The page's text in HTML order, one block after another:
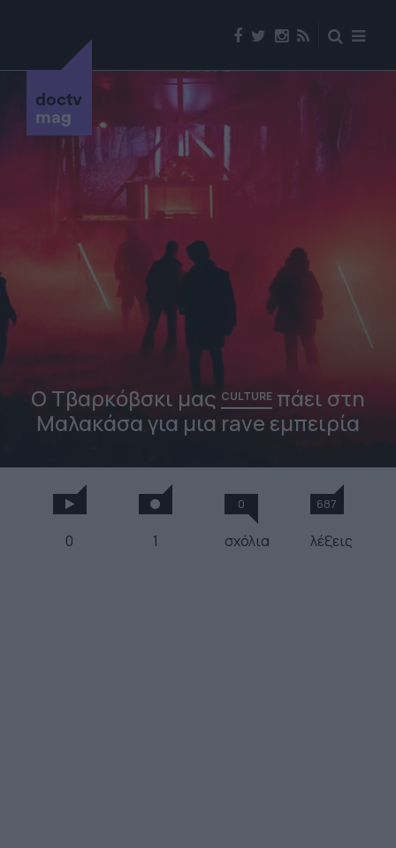
doctv
mag
O Τβαρκόβσκι μας CULTURE πάει στη
Μαλακάσα για μια rave εμπειρία
0 1
0
σχόλια
687
λέξεις